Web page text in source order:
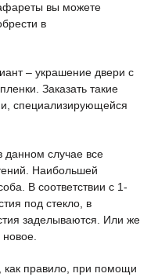
вы можете
в
– украшение двери с
Заказать такие
специализирующейся
данном случае все
Наибольшей
В соответствии с 1-
под стекло, в
заделываются. Или же
правило, при помощи